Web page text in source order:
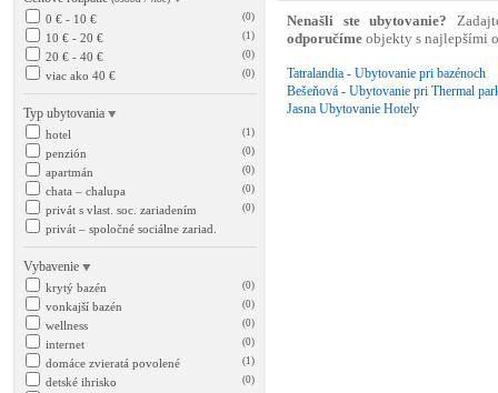
0 € - 10 € (0)
10 € - 20 € (1)
20 € - 40 € (0)
viac ako 40 € (0)
Typ ubytovania
hotel (1)
penzión (0)
apartmán (0)
chata – chalupa (0)
privát s vlast. soc. zariadením (0)
privát – spoločné sociálne zariad.
Vybavenie
krytý bazén (0)
vonkajší bazén (0)
wellness (0)
internet (0)
domáce zvieratá povolené (1)
detské ihrisko (0)
Nenašli ste ubytovanie?
odporučíme objekty s najlepšími
Tatralandia - Ubytovanie pri bazénoch
Bešeňová - Ubytovanie pri Thermal
Jasna Ubytovanie Hotely